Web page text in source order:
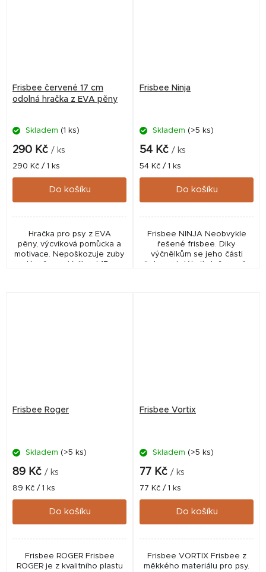
Frisbee červené 17 cm
odolná hračka z EVA pěny
Skladem (1 ks)
290 Kč / ks
Měrná
cena:
290 Kč / 1 ks
Do košíku
Hračka pro psy z EVA
pěny, výcviková pomůcka a
motivace. Nepoškozuje zuby
a dásně psa. Velikost 17 cm,
Frisbee Ninja
Skladem (>5 ks)
54 Kč / ks
Měrná
cena:
54 Kč / 1 ks
Do košíku
Frisbee NINJA Neobvykle
řešené frisbee. Diky
výčnělkům se jeho části
nikdy nedotýkají plně země a
Frisbee Roger
Skladem (>5 ks)
89 Kč / ks
Měrná
cena:
89 Kč / 1 ks
Do košíku
Frisbee ROGER Frisbee
ROGER je z kvalitního plastu
Frisbee Vortix
Skladem (>5 ks)
77 Kč / ks
Měrná
cena:
77 Kč / 1 ks
Do košíku
Frisbee VORTIX Frisbee z
měkkého materiálu pro psy.